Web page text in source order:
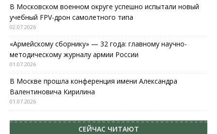
В Московском военном округе успешно испытали новый
учебный FPV-дрон самолетного типа
02.07.2026
«Армейскому сборнику» — 32 года: главному научно-
методическому журналу армии России
01.07.2026
В Москве прошла конференция имени Александра
Валентиновича Кирилина
01.07.2026
СЕЙЧАС ЧИТАЮТ